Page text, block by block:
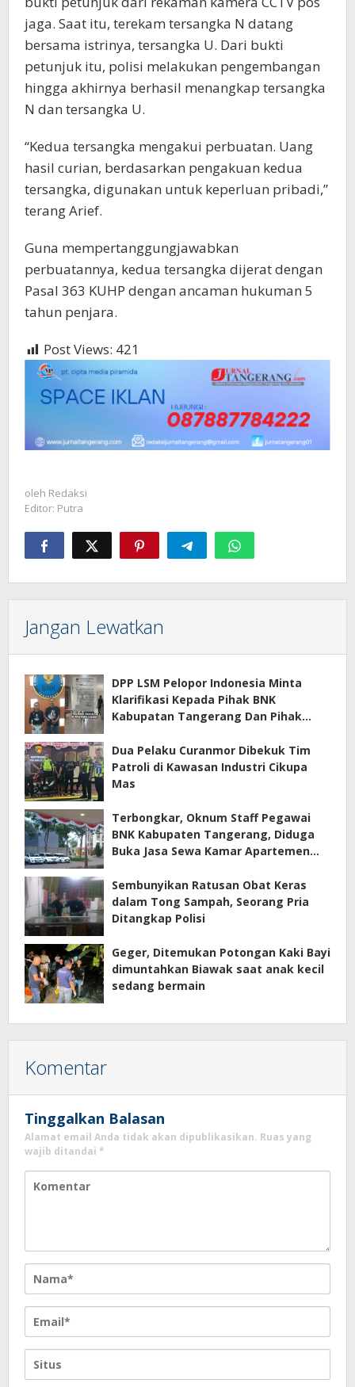
jaga. Saat itu, terekam tersangka N datang
bersama istrinya, tersangka U. Dari bukti
petunjuk itu, polisi melakukan pengembangan
hingga akhirnya berhasil menangkap tersangka
N dan tersangka U.
“Kedua tersangka mengakui perbuatan. Uang
hasil curian, berdasarkan pengakuan kedua
tersangka, digunakan untuk keperluan pribadi,”
terang Arief.
Guna mempertanggungjawabkan
perbuatannya, kedua tersangka dijerat dengan
Pasal 363 KUHP dengan ancaman hukuman 5
tahun penjara.
Post Views: 421
oleh Redaksi
Editor: Putra
Jangan Lewatkan
DPP LSM Pelopor Indonesia Minta
Klarifikasi Kepada Pihak BNK
Kabupatan Tangerang Dan Pihak
Terkait Sewa Kamar Per Jam
Dua Pelaku Curanmor Dibekuk Tim
Patroli di Kawasan Industri Cikupa
Mas
Terbongkar, Oknum Staff Pegawai
BNK Kabupaten Tangerang, Diduga
Buka Jasa Sewa Kamar Apartemen
Sembunyikan Ratusan Obat Keras
dalam Tong Sampah, Seorang Pria
Ditangkap Polisi
Geger, Ditemukan Potongan Kaki Bayi
dimuntahkan Biawak saat anak kecil
sedang bermain
Komentar
Tinggalkan Balasan
Alamat email Anda tidak akan dipublikasikan. Ruas yang
wajib ditandai *